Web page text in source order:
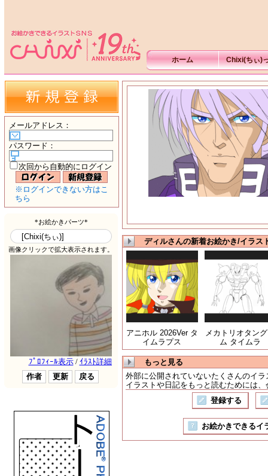
ホーム Chixi(ちぃ)
メールアドレス ：
パスワード ：
次回から自動的にログイン
※ログインできない方はこ
ちら
ディルさんの新着お絵かき/イラス
アニホル 2026Ver タ
イムラプス
メカトリオタン
ム タイムラ
もっと見る
外部に公開されていないたくさんのイ
イラストや日記をもっと読むためには
登録する
お絵かきできるイ